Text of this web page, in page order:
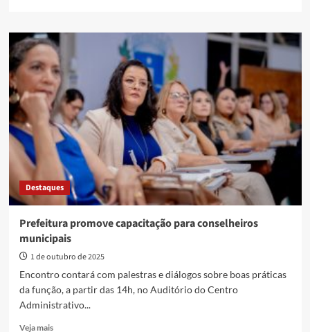
Prefeitura
de
Anápolis
oferece
capacitação
em
hotelaria
com
encaminhamento
direto
para
entrevista
de
emprego
Destaques
Prefeitura promove capacitação para conselheiros
municipais
1 de outubro de 2025
Encontro contará com palestras e diálogos sobre boas práticas
da função, a partir das 14h, no Auditório do Centro
Administrativo...
Veja maisRead